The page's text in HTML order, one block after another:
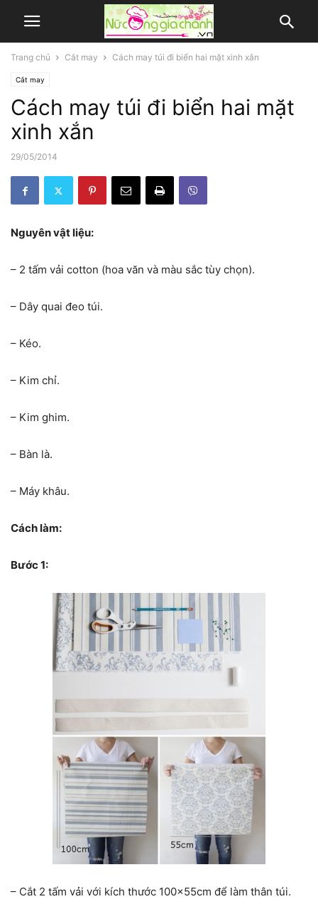
Trang chủ Cắt may Cách may túi đi biển hai mặt xinh xắn
Cắt may
Cách may túi đi biển hai mặt
xinh xắn
29/05/2014
Nguyên vật liệu:
– 2 tấm vải cotton (hoa văn và màu sắc tùy chọn).
– Dây quai đeo túi.
– Kéo.
– Kim chỉ.
– Kim ghim.
– Bàn là.
– Máy khâu.
Cách làm:
Bước 1:
– Cắt 2 tấm vải với kích thước 100x55cm để làm thân túi.